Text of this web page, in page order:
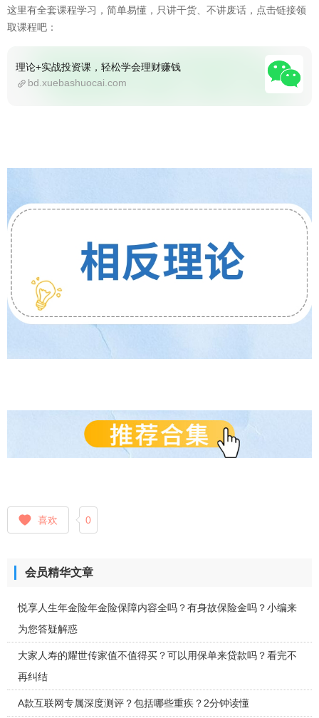
这里有全套课程学习，简单易懂，只讲干货、不讲废话，点击链接领
取课程吧：
理论+实战投资课，轻松学会理财赚钱
bd.xuebashuocai.com
喜欢 0
会员精华文章
悦享人生年金险年金险保障内容全吗？有身故保险金吗？小编来
为您答疑解惑
大家人寿的耀世传家值不值得买？可以用保单来贷款吗？看完不
再纠结
A款互联网专属深度测评？包括哪些重疾？2分钟读懂